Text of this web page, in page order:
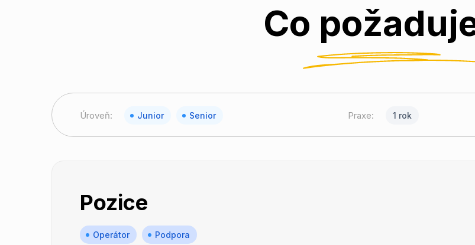
Co
Úroveň: Junior Senior Praxe: 1 rok
Pozice
Operátor Podpora